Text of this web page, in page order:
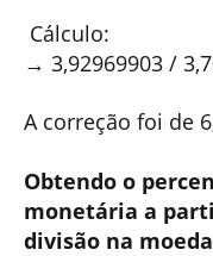
Cálculo:
→ 3,92969903 /
A correção foi de
Obtendo o
monetária a
divisão na moeda